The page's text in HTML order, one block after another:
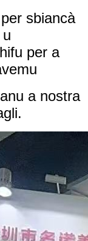
sbiancà
per a
a nostra